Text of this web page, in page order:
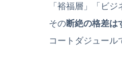
「裕福層」「ビ
その断絶の格差は
コートダジュール